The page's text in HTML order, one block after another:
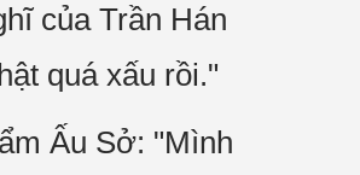
của Trần Hán
quá xấu rồi."
Ấu Sở: "Mình